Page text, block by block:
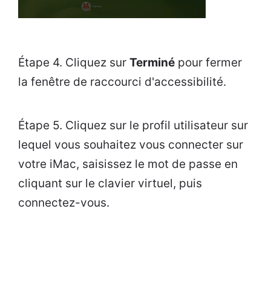
Étape 4. Cliquez sur Terminé pour fermer
la fenêtre de raccourci d'accessibilité.
Étape 5. Cliquez sur le profil utilisateur sur
lequel vous souhaitez vous connecter sur
votre iMac, saisissez le mot de passe en
cliquant sur le clavier virtuel, puis
connectez-vous.